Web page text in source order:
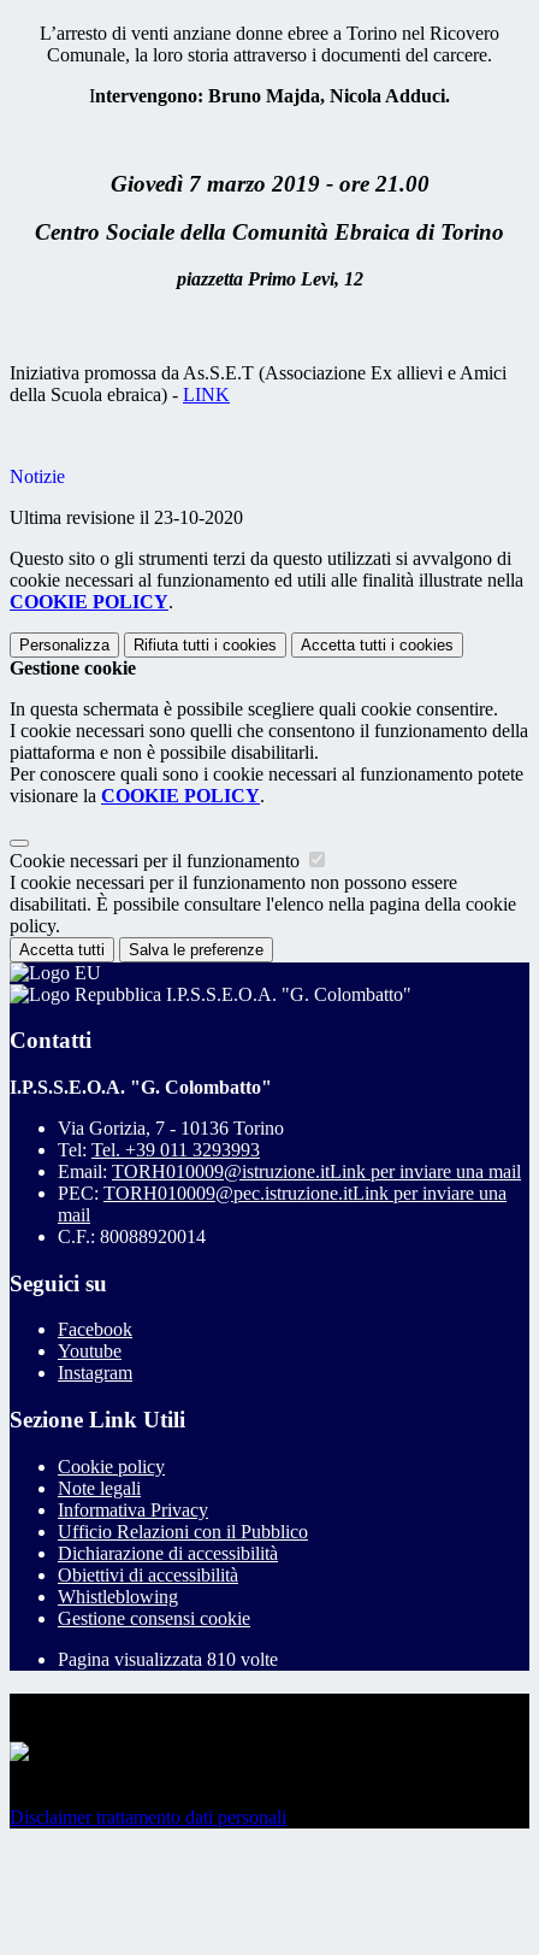
L’arresto di venti anziane donne ebree a Torino nel Ricovero
Comunale, la loro storia attraverso i documenti del carcere.
Intervengono: Bruno Majda, Nicola Adduci.
Giovedì 7 marzo 2019 - ore 21.00
Centro Sociale della Comunità Ebraica di Torino
piazzetta Primo Levi, 12
Iniziativa promossa da As.S.E.T (Associazione Ex allievi e Amici
della Scuola ebraica) - LINK
Notizie
Ultima revisione il 23-10-2020
Questo sito o gli strumenti terzi da questo utilizzati si avvalgono di
cookie necessari al funzionamento ed utili alle finalità illustrate nella
COOKIE POLICY.
Personalizza Rifiuta tutti i cookies Accetta tutti i cookies
Gestione cookie
In questa schermata è possibile scegliere quali cookie consentire.
I cookie necessari sono quelli che consentono il funzionamento della
piattaforma e non è possibile disabilitarli.
Per conoscere quali sono i cookie necessari al funzionamento potete
visionare la COOKIE POLICY.
Cookie necessari per il funzionamento
I cookie necessari per il funzionamento non possono essere
disabilitati. È possibile consultare l'elenco nella pagina della cookie
policy.
Accetta tutti Salva le preferenze
I.P.S.S.E.O.A. "G. Colombatto"
Contatti
I.P.S.S.E.O.A. "G. Colombatto"
Via Gorizia, 7 - 10136 Torino
Tel: Tel. +39 011 3293993
Email: TORH010009@istruzione.itLink per inviare una mail
PEC: TORH010009@pec.istruzione.itLink per inviare una
mail
C.F.: 80088920014
Seguici su
Facebook
Youtube
Instagram
Sezione Link Utili
Cookie policy
Note legali
Informativa Privacy
Ufficio Relazioni con il Pubblico
Dichiarazione di accessibilità
Obiettivi di accessibilità
Whistleblowing
Gestione consensi cookie
Pagina visualizzata 810 volte
Disclaimer trattamento dati personali